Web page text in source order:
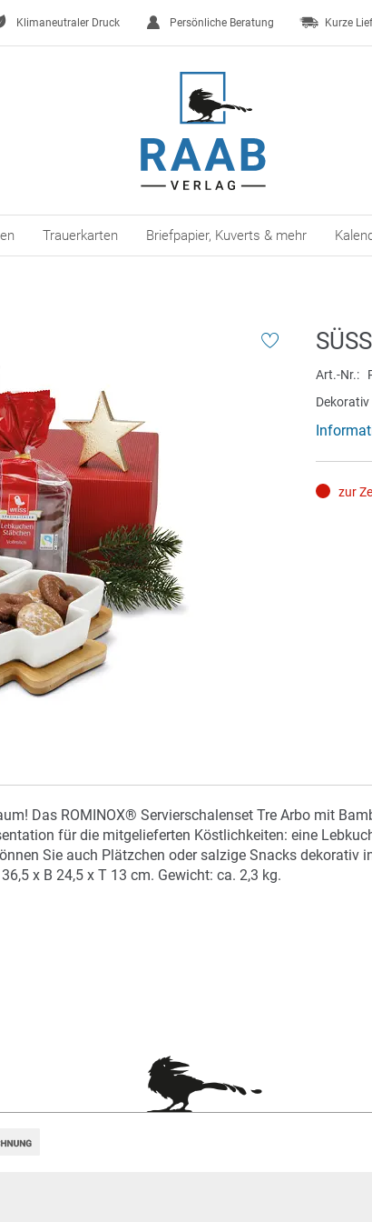
Klimaneutraler Druck Persönliche Beratung Kurze
Trauerkarten Briefpapier, Kuverts & mehr
Art.-Nr.
zur
Das ROMINOX® Servierschalenset Tre Arbo mit
für die mitgelieferten Köstlichkeiten: eine
Sie auch Plätzchen oder salzige Snacks dekorativ
x B 24,5 x T 13 cm. Gewicht: ca. 2,3 kg.